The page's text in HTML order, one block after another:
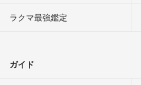
ラクマ最強鑑定
ガイド